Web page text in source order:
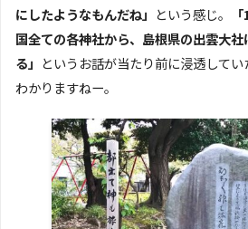
にしたようなもんだね」 という感じ。
国全ての各神社から、島根県の出雲大
る」 というお話が当たり前に浸透して
わかりますねー。